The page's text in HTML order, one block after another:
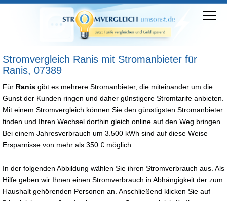
Stromvergleich Ranis mit Stromanbieter für
Ranis, 07389
Für Ranis gibt es mehrere Stromanbieter, die miteinander um die
Gunst der Kunden ringen und daher günstigere Stromtarife anbieten.
Mit einem Stromvergleich können Sie den günstigsten Stromanbieter
finden und Ihren Wechsel dorthin gleich online auf den Weg bringen.
Bei einem Jahresverbrauch um 3.500 kWh sind auf diese Weise
Ersparnisse von mehr als 350 € möglich.
In der folgenden Abbildung wählen Sie ihren Stromverbrauch aus. Als
Hilfe geben wir Ihnen einen Stromverbrauch in Abhängigkeit der zum
Haushalt gehörenden Personen an. Anschließend klicken Sie auf